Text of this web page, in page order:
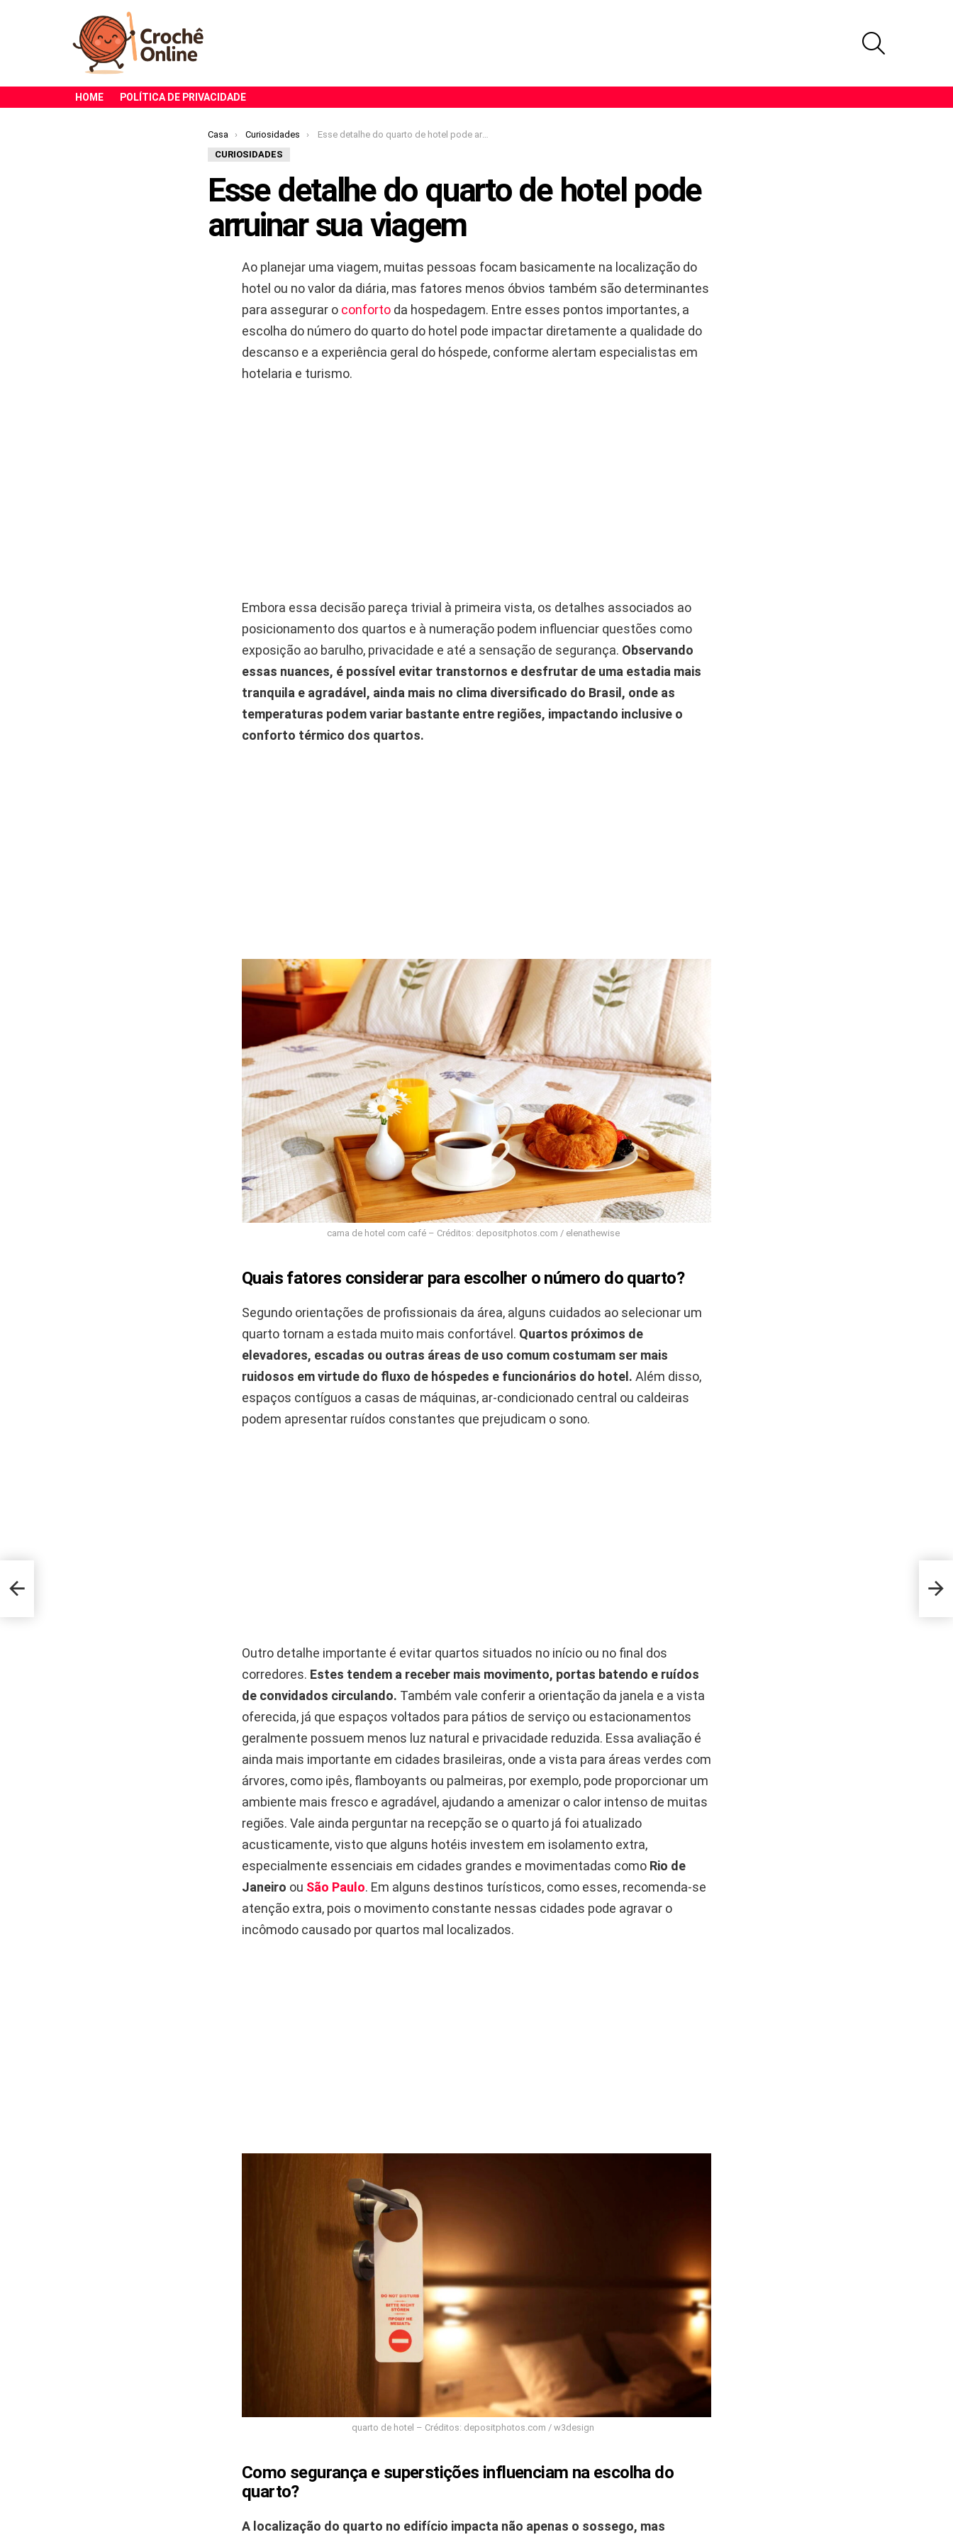
HOME POLÍTICA DE PRIVACIDADE
Você está aqui:
Casa Curiosidades
Esse detalhe do quarto de hotel pode arruinar sua viagem
CURIOSIDADES
Esse detalhe do quarto de hotel pode
arruinar sua viagem
Ao planejar uma viagem, muitas pessoas focam basicamente na localização do
hotel ou no valor da diária, mas fatores menos óbvios também são determinantes
para assegurar o conforto da hospedagem. Entre esses pontos importantes, a
escolha do número do quarto do hotel pode impactar diretamente a qualidade do
descanso e a experiência geral do hóspede, conforme alertam especialistas em
hotelaria e turismo.
Embora essa decisão pareça trivial à primeira vista, os detalhes associados ao
posicionamento dos quartos e à numeração podem influenciar questões como
exposição ao barulho, privacidade e até a sensação de segurança. Observando
essas nuances, é possível evitar transtornos e desfrutar de uma estadia mais
tranquila e agradável, ainda mais no clima diversificado do Brasil, onde as
temperaturas podem variar bastante entre regiões, impactando inclusive o
conforto térmico dos quartos.
cama de hotel com café – Créditos: depositphotos.com / elenathewise
Quais fatores considerar para escolher o número do quarto?
Segundo orientações de profissionais da área, alguns cuidados ao selecionar um
quarto tornam a estada muito mais confortável. Quartos próximos de
elevadores, escadas ou outras áreas de uso comum costumam ser mais
ruidosos em virtude do fluxo de hóspedes e funcionários do hotel. Além disso,
espaços contíguos a casas de máquinas, ar-condicionado central ou caldeiras
podem apresentar ruídos constantes que prejudicam o sono.
Outro detalhe importante é evitar quartos situados no início ou no final dos
corredores. Estes tendem a receber mais movimento, portas batendo e ruídos
de convidados circulando. Também vale conferir a orientação da janela e a vista
oferecida, já que espaços voltados para pátios de serviço ou estacionamentos
geralmente possuem menos luz natural e privacidade reduzida. Essa avaliação é
ainda mais importante em cidades brasileiras, onde a vista para áreas verdes com
árvores, como ipês, flamboyants ou palmeiras, por exemplo, pode proporcionar um
ambiente mais fresco e agradável, ajudando a amenizar o calor intenso de muitas
regiões. Vale ainda perguntar na recepção se o quarto já foi atualizado
acusticamente, visto que alguns hotéis investem em isolamento extra,
especialmente essenciais em cidades grandes e movimentadas como Rio de
Janeiro ou São Paulo. Em alguns destinos turísticos, como esses, recomenda-se
atenção extra, pois o movimento constante nessas cidades pode agravar o
incômodo causado por quartos mal localizados.
quarto de hotel – Créditos: depositphotos.com / w3design
Como segurança e superstições influenciam na escolha do
quarto?
A localização do quarto no edifício impacta não apenas o sossego, mas